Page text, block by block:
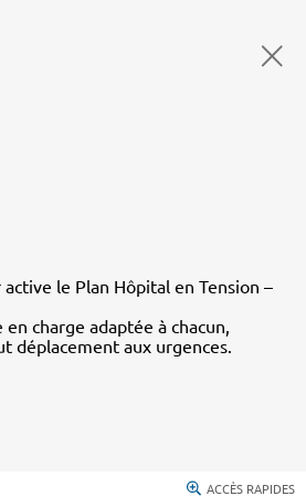
le Plan Hôpital en Tension –
charge adaptée à chacun,
déplacement aux urgences.
ACCÈS RAPIDES